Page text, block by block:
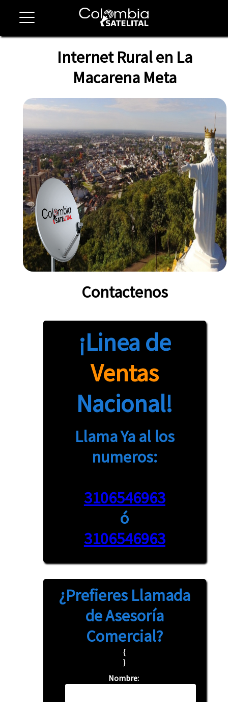
Internet Rural en La
Macarena Meta
Contactenos
¡Linea de
Ventas
Nacional!
Llama Ya al los
numeros:
3106546963
ó
3106546963
¿Prefieres Llamada
de Asesoría
Comercial?
{
}
Nombre: